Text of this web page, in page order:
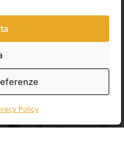
Policy
vengano trasferiti a Brevo per il
sulla privacy di Brevo.